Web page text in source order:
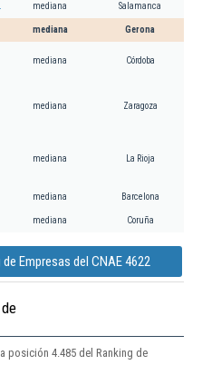
mediana Salamanca
mediana Gerona
mediana Córdoba
mediana Zaragoza
mediana La Rioja
mediana Barcelona
mediana Coruña
de Empresas del CNAE 4622
posición 4.485 del Ranking de